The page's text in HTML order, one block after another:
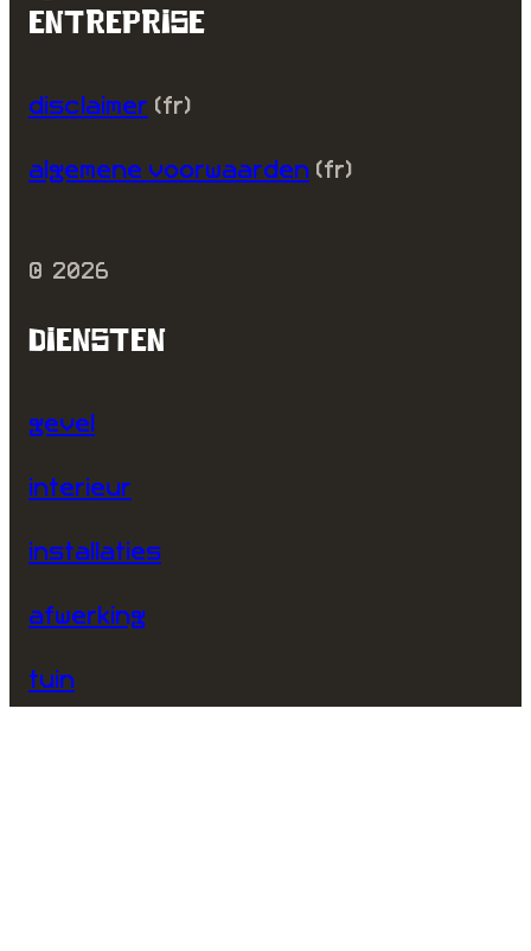
ENTREPRISE
disclaimer (fr)
algemene voorwaarden (fr)
© 2026
DIENSTEN
gevel
interieur
installaties
afwerking
tuin